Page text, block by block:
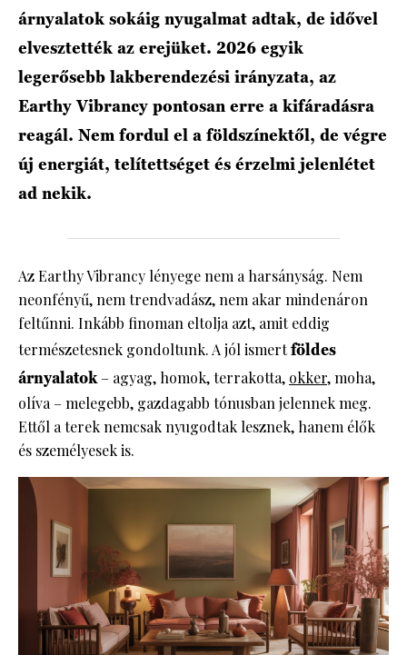
árnyalatok sokáig nyugalmat adtak, de idővel
elvesztették az erejüket. 2026 egyik
legerősebb lakberendezési irányzata, az
Earthy Vibrancy pontosan erre a kifáradásra
reagál. Nem fordul el a földszínektől, de végre
új energiát, telítettséget és érzelmi jelenlétet
ad nekik.
Az Earthy Vibrancy lényege nem a harsányság. Nem
neonfényű, nem trendvadász, nem akar mindenáron
feltűnni. Inkább finoman eltolja azt, amit eddig
természetesnek gondoltunk. A jól ismertföldes
árnyalatok – agyag, homok, terrakotta, okker, moha,
olíva – melegebb, gazdagabb tónusban jelennek meg.
Ettől a terek nemcsak nyugodtak lesznek, hanem élők
és személyesek is.